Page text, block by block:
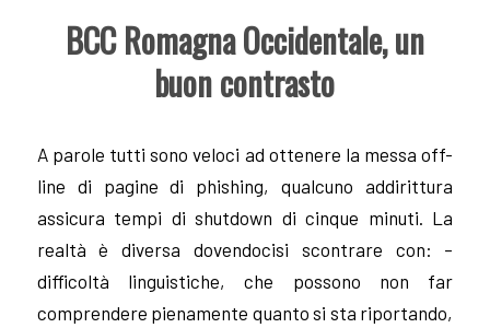
BCC Romagna Occidentale, un
buon contrasto
A parole tutti sono veloci ad ottenere la messa off-
line di pagine di phishing, qualcuno addirittura
assicura tempi di shutdown di cinque minuti. La
realtà è diversa dovendocisi scontrare con: –
difficoltà linguistiche, che possono non far
comprendere pienamente quanto si sta riportando,